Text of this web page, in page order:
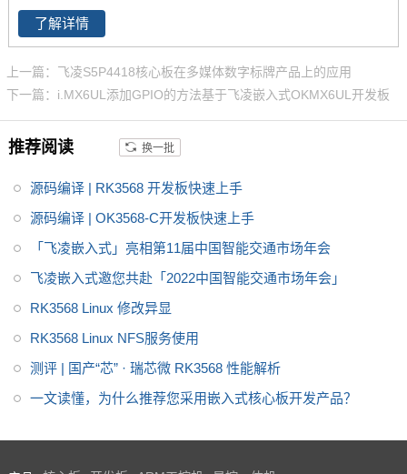
国产化高性能处理器，瑞芯微RK
3568芯片是一款定位中高端的通
一款定位中高端的通用型SoC，
NPU达到1Tops，飞凌RK3568系
格书_datasheet_数据手册_原理
了解详情
上一篇：飞凌S5P4418核心板在多媒体数字标牌产品上的应用
下一篇：i.MX6UL添加GPIO的方法基于飞凌嵌入式OKMX6UL开发板
推荐阅读 换一批
源码编译 | RK3568 开发板快速上手
源码编译 | OK3568-C开发板快速上手
「飞凌嵌入式」亮相第11届中国智能交通市场年会
飞凌嵌入式邀您共赴「2022中国智能交通市场年会」
RK3568 Linux 修改异显
RK3568 Linux NFS服务使用
测评 | 国产“芯” · 瑞芯微 RK3568 性能解析
一文读懂，为什么推荐您采用嵌入式核心板开发产品？